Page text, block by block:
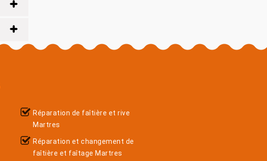
Réparation de faîtière et rive
Martres
Réparation et changement de
faîtière et faîtage Martres